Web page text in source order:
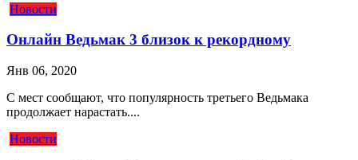
Новости
Онлайн Ведьмак 3 близок к рекордному
Янв 06, 2020
С мест сообщают, что популярность третьего Ведьмака
продолжает нарастать....
Новости